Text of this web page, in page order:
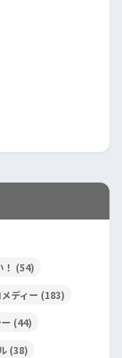
(54)
ディー (183)
(44)
(38)